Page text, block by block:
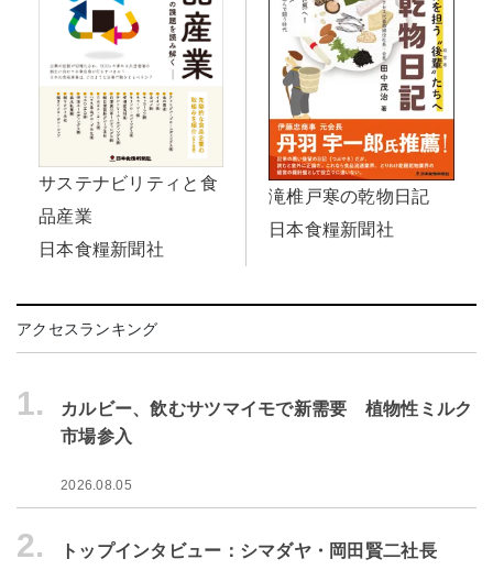
サステナビリティと食
品産業
日本食糧新聞社
滝椎戸寒の乾物日記
日本食糧新聞社
アクセスランキング
1.
カルビー、飲むサツマイモで新需要 植物性ミルク
市場参入
2026.08.05
2. トップインタビュー：シマダヤ・岡田賢二社長